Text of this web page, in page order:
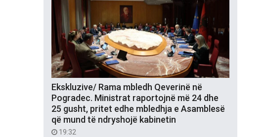
Ekskluzive/ Rama mbledh Qeverinë në
Pogradec. Ministrat raportojnë më 24 dhe
25 gusht, pritet edhe mbledhja e Asamblesë
që mund të ndryshojë kabinetin
19:32